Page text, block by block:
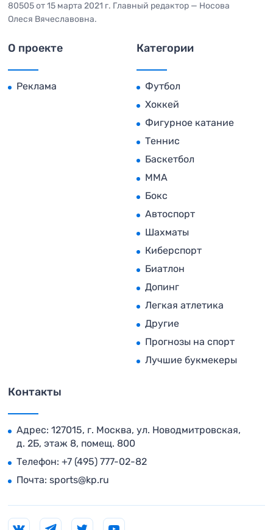
80505 от 15 марта 2021 г. Главный редактор — Носова
Олеся Вячеславовна.
О проекте
Реклама
Категории
Футбол
Хоккей
Фигурное катание
Теннис
Баскетбол
MMA
Бокс
Автоспорт
Шахматы
Киберспорт
Биатлон
Допинг
Легкая атлетика
Другие
Прогнозы на спорт
Лучшие букмекеры
Контакты
Адрес: 127015, г. Москва, ул. Новодмитровская,
д. 2Б, этаж 8, помещ. 800
Телефон: +7 (495) 777-02-82
Почта: sports@kp.ru